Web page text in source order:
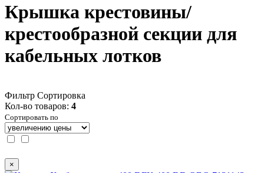
Крышка крестовины/
крестообразной секции для
кабельных лотков
Фильтр Сортировка
Кол-во товаров: 4
Сортировать по
×